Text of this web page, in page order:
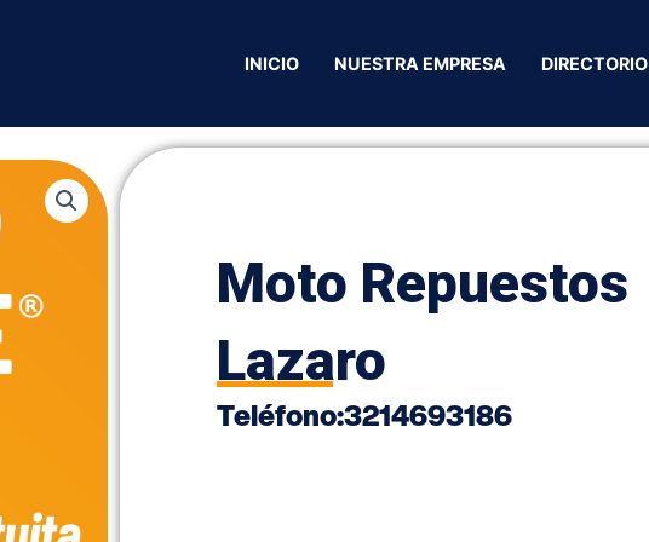
INICIO NUESTRA EMPRESA DIRECTORIO
Motos / Moto Repuestos Lazaro
Moto Repuestos
Lazaro
Teléfono:3214693186